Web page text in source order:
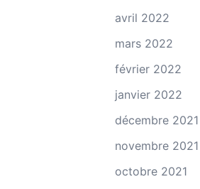
avril 2022
mars 2022
février 2022
janvier 2022
décembre 2021
novembre 2021
octobre 2021